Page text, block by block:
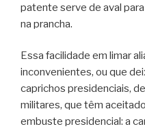
patente serve de aval
na prancha.
Essa facilidade em limar
inconvenientes, ou que
caprichos presidenciais,
militares, que têm
embuste presidencial: a